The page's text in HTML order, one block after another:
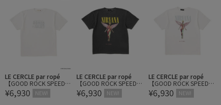
LE CERCLE par ropé
【GOOD ROCK SPEED/
グッドロックスピード】
ロミオとジュリエットロ
¥6,930 NEW!
LE CERCLE par ropé
【GOOD ROCK SPEED/
グッドロックスピード】
NIRVANA エンジェルアイ
¥6,930 NEW!
LE CERCLE par ropé
【GOOD ROCK SPEED/
グッドロックスピード】
NIRVANA エンジェルアイ
¥6,930 NEW!